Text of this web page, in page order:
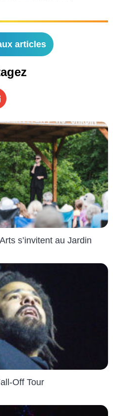
articles
s’invitent au Jardin
Off Tour